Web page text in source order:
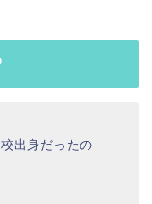
出身だったの